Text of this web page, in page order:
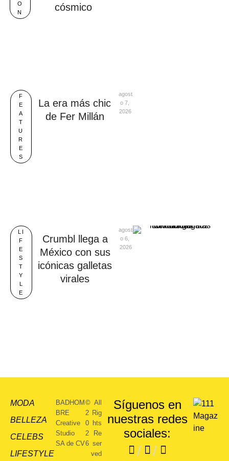
O
N
cósmico
F
E
A
T
U
R
E
S
La era más chic
de Fer Millán
agost
o 7,
2026
LI
F
E
S
T
Y
L
E
Crumbl llega a
México con sus
icónicas galletas
virales
agost
o 6,
2026
MODA
BELLEZA
CELEBS
LIFESTYLE
Síguenos en
nuestras redes
sociales:
/ /
BADHOM
BRE
Creative
Studio
SA de CV
©
2
0
2
6
All
Rig
hts
Re
ser
ved